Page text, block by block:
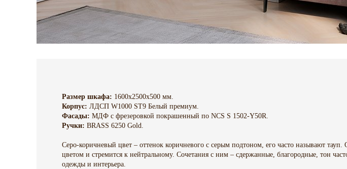
Размер шкафа: 1600х2500х500 мм.
Корпус: ЛДСП W1000 ST9 Белый премиум.
Фасады: МДФ с фрезеровкой покрашенный по NCS S 1502-Y50R.
Ручки: BRASS 6250 Gold.
Серо-коричневый цвет – оттенок коричневого с серым подтоном, его часто называют тауп.
цветом и стремится к нейтральному. Сочетания с ним – сдержанные, благородные, тон
одежды и интерьера.